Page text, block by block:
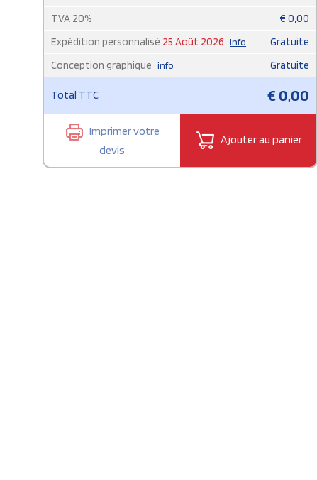
TVA 20% € 0,00
Expédition personnalisé 25 Août 2026 info
Gratuite
Conception graphique info Gratuite
Total TTC €0,00
Imprimer votre
devis
Ajouter au panier